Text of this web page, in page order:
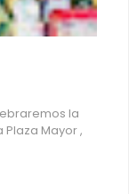
la
Mayor ,